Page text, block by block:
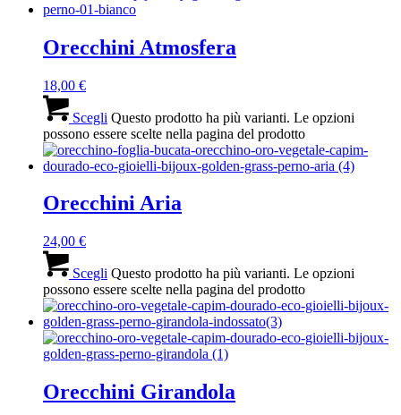
Orecchini Atmosfera
18,00 €
Scegli Questo prodotto ha più varianti. Le opzioni
possono essere scelte nella pagina del prodotto
Orecchini Aria
24,00 €
Scegli Questo prodotto ha più varianti. Le opzioni
possono essere scelte nella pagina del prodotto
Orecchini Girandola